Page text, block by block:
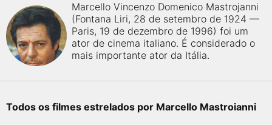
Marcello Vincenzo Domenico Mastrojanni
(Fontana Liri, 28 de setembro de 1924 —
Paris, 19 de dezembro de 1996) foi um
ator de cinema italiano. É considerado o
mais importante ator da Itália.
Todos os filmes estrelados por Marcello Mastroianni
PRÓXIMOS LANÇAMENTOS
GÊNEROS
NOTÍCIAS
PÁGINA INICIAL